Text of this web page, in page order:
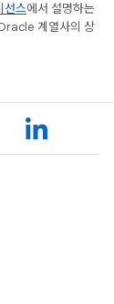
선스에서 설명하는
계열사의 상